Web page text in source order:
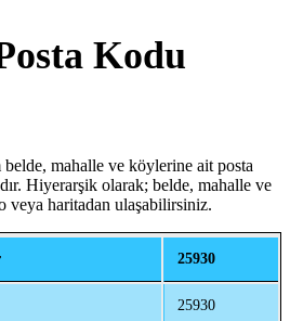
Kodu
mahalle ve köylerine ait posta
Hiyerarşik olarak; belde, mahalle ve
veya haritadan ulaşabilirsiniz.
25930
25930